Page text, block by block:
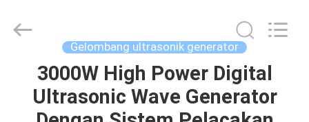
RUMAH
PRODUK
Equipment
Co.,Ltd.
Gelombang ultrasonik generator
3000W High Power Digital
Ultrasonic Wave Generator